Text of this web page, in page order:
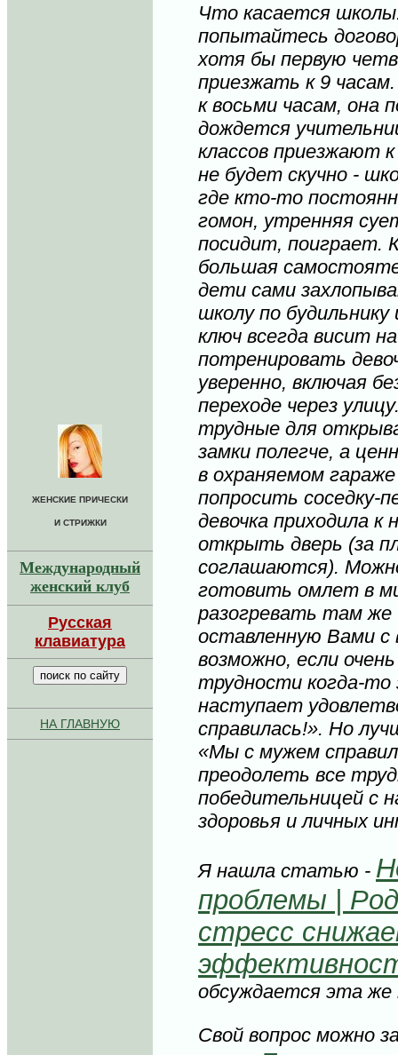
ЖЕНСКИЕ ПРИЧЕСКИ
И СТРИЖКИ
Международный
женский клуб
Русская
клавиатура
НА ГЛАВНУЮ
Что касается
попытайтесь
хотя бы первую
приезжать к 9
к восьми часам, она
дождется
классов приезжают
не будет скучно -
где кто-то
гомон, утренняя
посидит, поиграет.
большая
дети сами
школу по
ключ всегда висит
потренировать
уверенно, включая
переходе через
трудные для
замки полегче, а
в охраняемом
попросить соседку-
девочка приходила к
открыть дверь (за
соглашаются).
готовить омлет в
разогревать там
оставленную Вами с
возможно, если
трудности когда-то
наступает
справилась!». Но
«Мы с мужем
преодолеть все
победительницей с
здоровья и личных
Я нашла статью -
проблемы |
стресс
обсуждается эта же
Свой вопрос можно